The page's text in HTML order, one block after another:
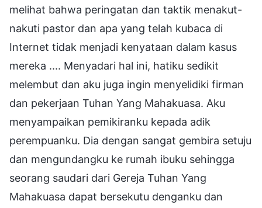
melihat bahwa peringatan dan taktik menakut-
nakuti pastor dan apa yang telah kubaca di
Internet tidak menjadi kenyataan dalam kasus
mereka .... Menyadari hal ini, hatiku sedikit
melembut dan aku juga ingin menyelidiki firman
dan pekerjaan Tuhan Yang Mahakuasa. Aku
menyampaikan pemikiranku kepada adik
perempuanku. Dia dengan sangat gembira setuju
dan mengundangku ke rumah ibuku sehingga
seorang saudari dari Gereja Tuhan Yang
Mahakuasa dapat bersekutu denganku dan